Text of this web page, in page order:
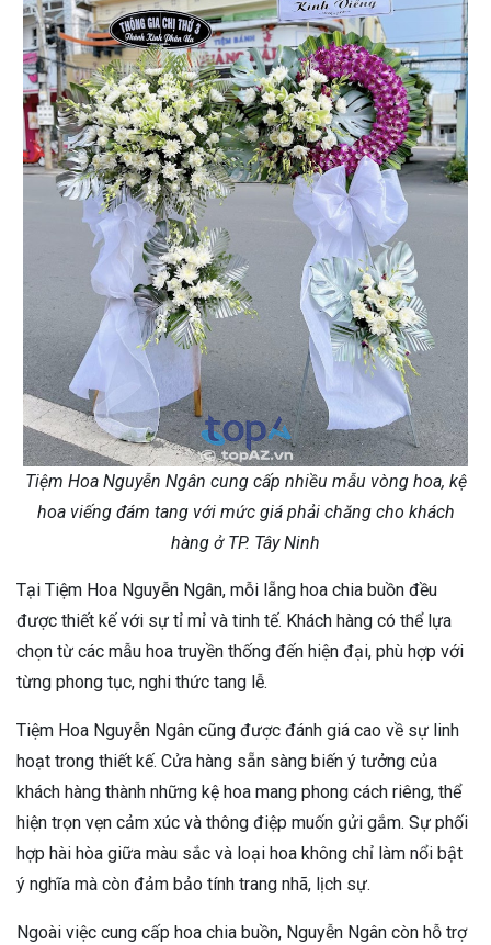
Tiệm Hoa Nguyễn Ngân cung cấp nhiều mẫu vòng hoa, kệ
hoa viếng đám tang với mức giá phải chăng cho khách
hàng ở TP. Tây Ninh
Tại Tiệm Hoa Nguyễn Ngân, mỗi lẵng hoa chia buồn đều
được thiết kế với sự tỉ mỉ và tinh tế. Khách hàng có thể lựa
chọn từ các mẫu hoa truyền thống đến hiện đại, phù hợp với
từng phong tục, nghi thức tang lễ.
Tiệm Hoa Nguyễn Ngân cũng được đánh giá cao về sự linh
hoạt trong thiết kế. Cửa hàng sẵn sàng biến ý tưởng của
khách hàng thành những kệ hoa mang phong cách riêng, thể
hiện trọn vẹn cảm xúc và thông điệp muốn gửi gắm. Sự phối
hợp hài hòa giữa màu sắc và loại hoa không chỉ làm nổi bật
ý nghĩa mà còn đảm bảo tính trang nhã, lịch sự.
Ngoài việc cung cấp hoa chia buồn, Nguyễn Ngân còn hỗ trợ